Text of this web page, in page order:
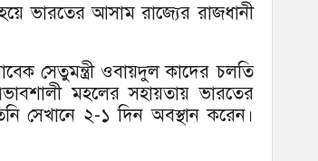
ভারতের আসাম রাজ্যের রাজধানী
সেতুমন্ত্রী ওবায়দুল কাদের চলতি
মহলের সহায়তায় ভারতের
সেখানে ২-১ দিন অবস্থান করেন।